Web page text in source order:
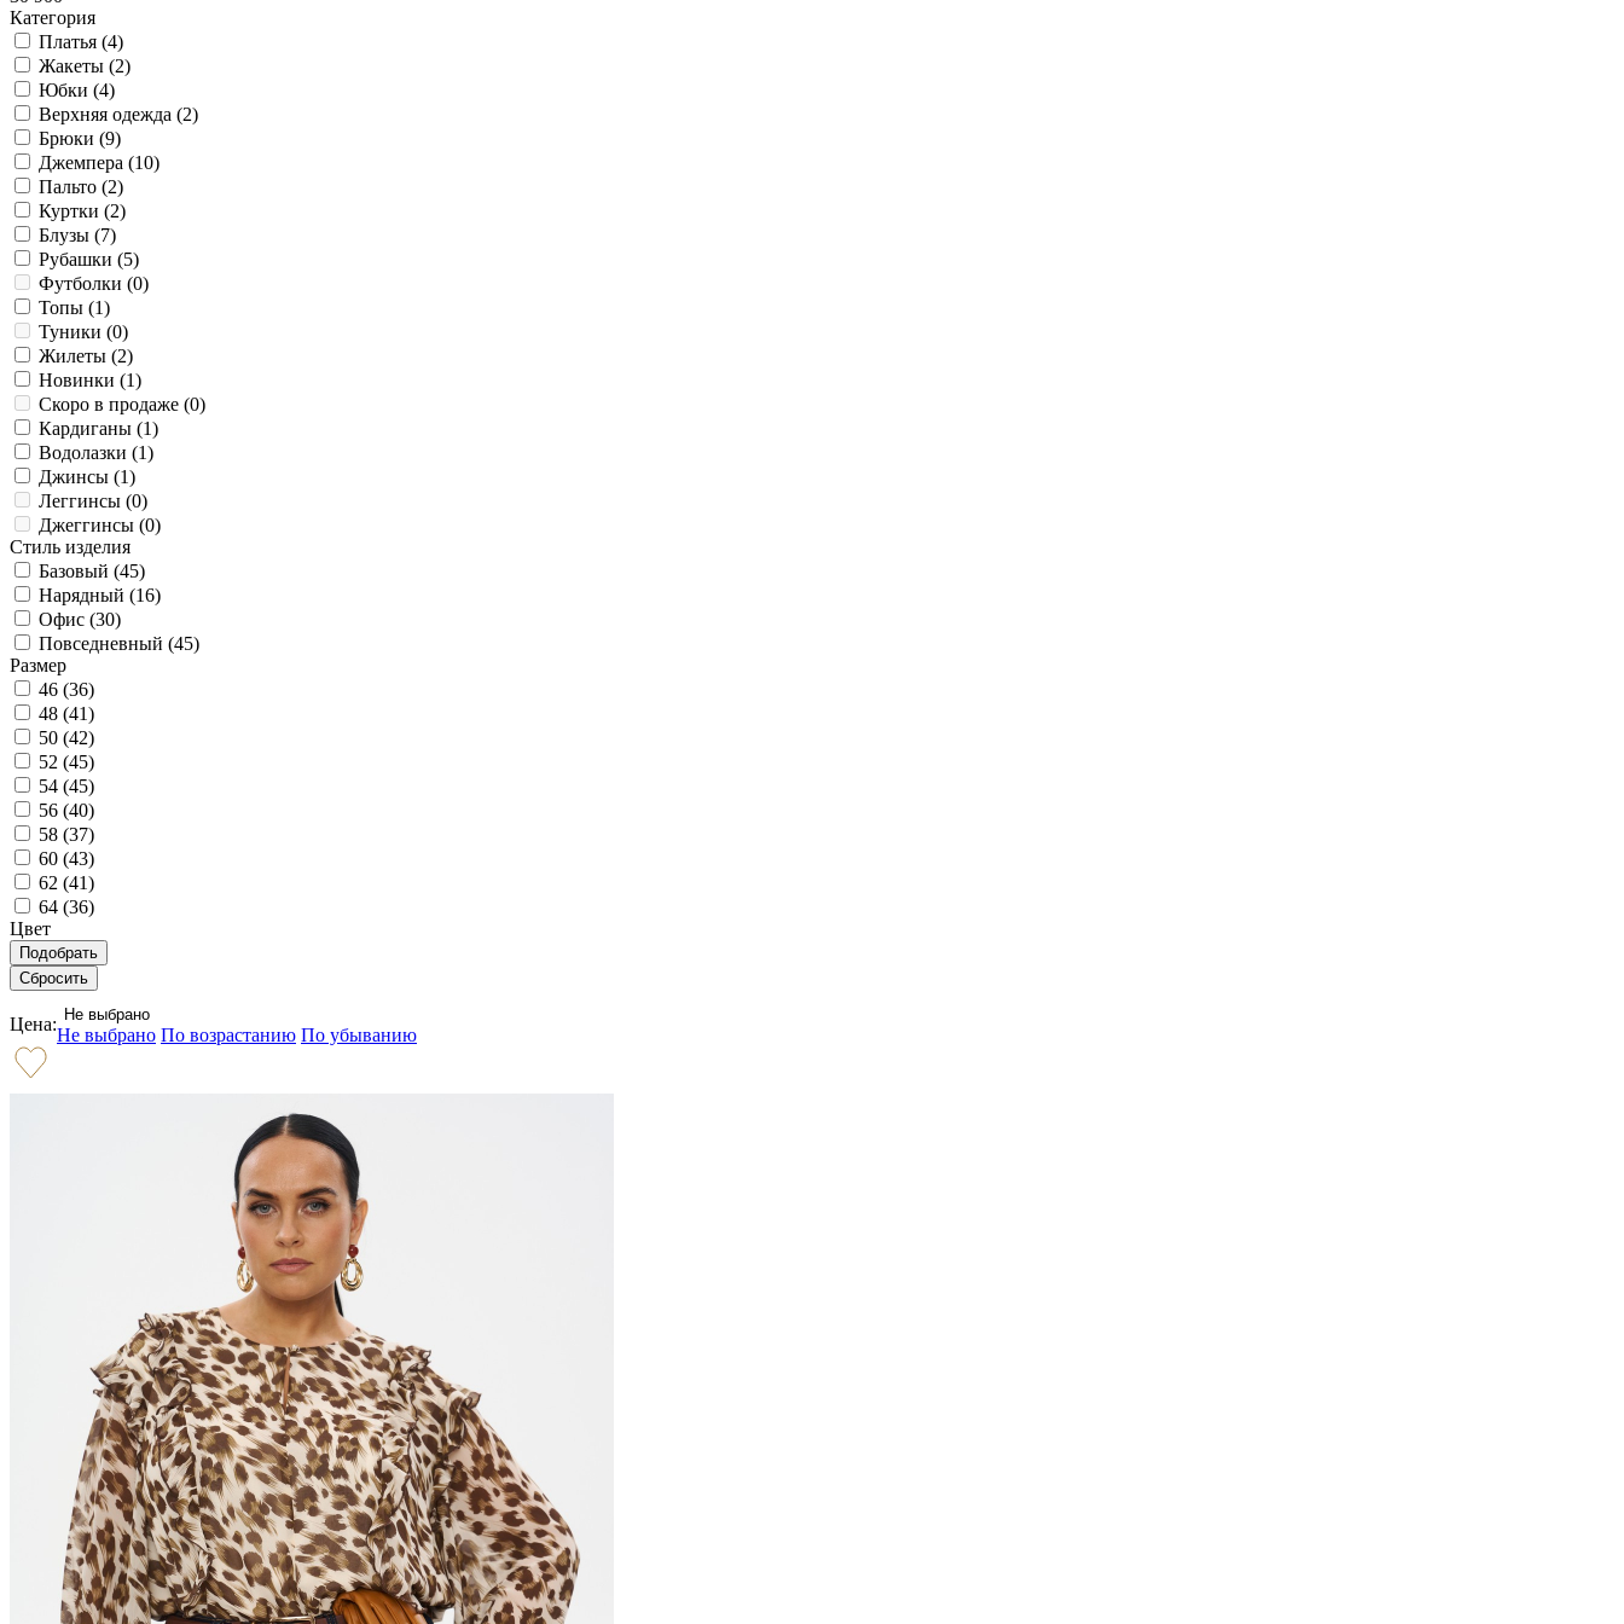
Категория
Платья (4)
Жакеты (2)
Юбки (4)
Верхняя одежда (2)
Брюки (9)
Джемпера (10)
Пальто (2)
Куртки (2)
Блузы (7)
Рубашки (5)
Футболки (0)
Топы (1)
Туники (0)
Жилеты (2)
Новинки (1)
Скоро в продаже (0)
Кардиганы (1)
Водолазки (1)
Джинсы (1)
Леггинсы (0)
Джеггинсы (0)
Стиль изделия
Базовый (45)
Нарядный (16)
Офис (30)
Повседневный (45)
Размер
46 (36)
48 (41)
50 (42)
52 (45)
54 (45)
56 (40)
58 (37)
60 (43)
62 (41)
64 (36)
Цвет
Цена: Не выбрано
Не выбрано По возрастанию По убыванию